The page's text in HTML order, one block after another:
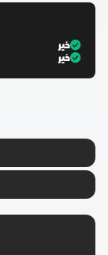
خیر
خیر